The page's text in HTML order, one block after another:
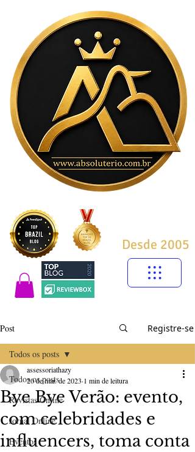
Desde 2005
Post Registre-se
Todos os posts
Revistas Online
Jornal Online
Eventos
Todos os posts
Bye Bye Verão: evento,
com celebridades e
influencers, toma conta
assessoriathazy
20 de mar. de 2023 1 min de leitura